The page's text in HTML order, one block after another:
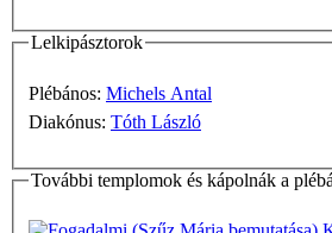
Lelkipásztorok
Plébános: Michels Antal
Diakónus: Tóth László
További templomok és kápolnák a